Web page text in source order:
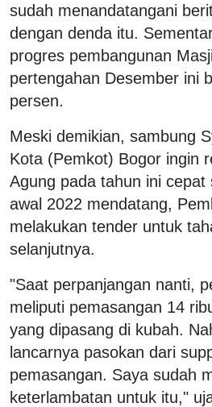
sudah menandatangani
dengan denda itu.
progres pembangunan
pertengahan Desember ini
persen.
Meski demikian, sambung
Kota (Pemkot) Bogor ingin
Agung pada tahun ini cepat
awal 2022 mendatang,
melakukan tender untuk
selanjutnya.
"Saat perpanjangan nanti,
meliputi pemasangan 14
yang dipasang di kubah.
lancarnya pasokan dari
pemasangan. Saya sudah
keterlambatan untuk itu,"